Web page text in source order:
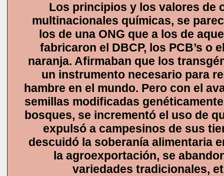
Los principios y los valores de
multinacionales químicas, se
los de una ONG que a los de
fabricaron el DBCP, los PCB’s o
naranja. Afirmaban que los
un instrumento necesario para
hambre en el mundo. Pero con el
semillas modificadas
bosques, se incrementó el uso de
expulsó a campesinos de sus
descuidó la soberanía alimentaria
la agroexportación, se
variedades tradicionales,